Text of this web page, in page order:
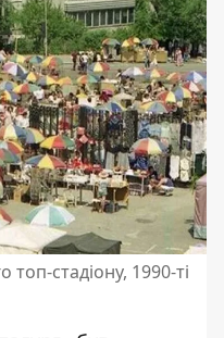
стадіону, 1990-ті